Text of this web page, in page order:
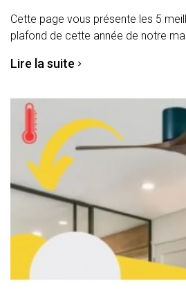
Cette page vous présente les 5
plafond de cette année de notre
Lire la suite